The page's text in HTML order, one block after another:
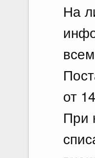
На
от
При